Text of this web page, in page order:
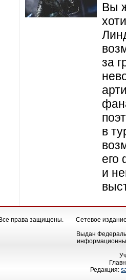
Вы
за
в
его
и
права защищены.
Сетевое
Выдан
Редакция: